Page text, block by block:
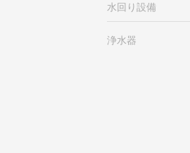
水回り設備
浄水器